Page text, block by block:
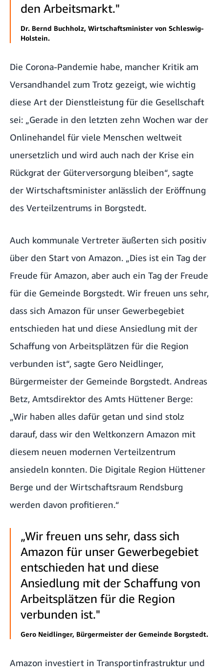
den Arbeitsmarkt."
Dr. Bernd Buchholz, Wirtschaftsminister von Schleswig-
Holstein.
Die Corona-Pandemie habe, mancher Kritik am
Versandhandel zum Trotz gezeigt, wie wichtig
diese Art der Dienstleistung für die Gesellschaft
sei: „Gerade in den letzten zehn Wochen war der
Onlinehandel für viele Menschen weltweit
unersetzlich und wird auch nach der Krise ein
Rückgrat der Güterversorgung bleiben“, sagte
der Wirtschaftsminister anlässlich der Eröffnung
des Verteilzentrums in Borgstedt.
Auch kommunale Vertreter äußerten sich positiv
über den Start von Amazon. „Dies ist ein Tag der
Freude für Amazon, aber auch ein Tag der Freude
für die Gemeinde Borgstedt. Wir freuen uns sehr,
dass sich Amazon für unser Gewerbegebiet
entschieden hat und diese Ansiedlung mit der
Schaffung von Arbeitsplätzen für die Region
verbunden ist“, sagte Gero Neidlinger,
Bürgermeister der Gemeinde Borgstedt. Andreas
Betz, Amtsdirektor des Amts Hüttener Berge:
„Wir haben alles dafür getan und sind stolz
darauf, dass wir den Weltkonzern Amazon mit
diesem neuen modernen Verteilzentrum
ansiedeln konnten. Die Digitale Region Hüttener
Berge und der Wirtschaftsraum Rendsburg
werden davon profitieren.“
„Wir freuen uns sehr, dass sich
Amazon für unser Gewerbegebiet
entschieden hat und diese
Ansiedlung mit der Schaffung von
Arbeitsplätzen für die Region
verbunden ist."
Gero Neidlinger, Bürgermeister der Gemeinde Borgstedt.
Amazon investiert in Transportinfrastruktur und